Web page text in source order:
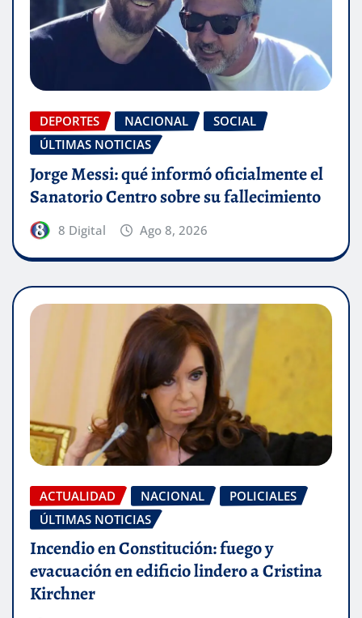
DEPORTES NACIONAL
SOCIAL
ÚLTIMAS NOTICIAS
Jorge Messi: qué informó oficialmente el
Sanatorio Centro sobre su fallecimiento
8 Digital Ago 8, 2026
ACTUALIDAD NACIONAL
POLICIALES
ÚLTIMAS NOTICIAS
Incendio en Constitución: fuego y
evacuación en edificio lindero a Cristina
Kirchner